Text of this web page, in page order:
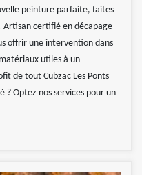
peinture parfaite, faites
certifié en décapage
offrir une intervention dans
utiles à un
de tout Cubzac Les Ponts
? Optez nos services pour un